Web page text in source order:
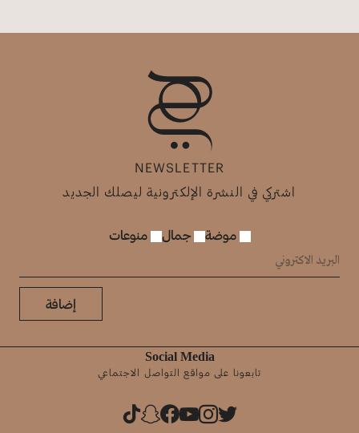
NEWSLETTER
اشتركي في النشرة الإلكترونية ليصلك الجديد
موضة جمال منوعات
إضافة
Social Media
تابعونا على مواقع التواصل الاجتماعي